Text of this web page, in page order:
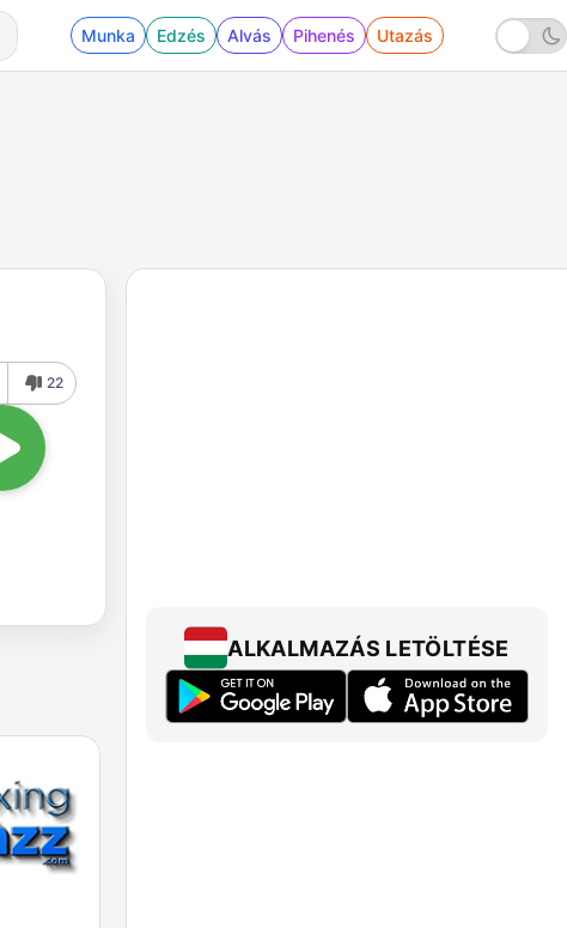
Munka Edzés Alvás Pihenés Utazás
22
ALKALMAZÁS LETÖLTÉSE